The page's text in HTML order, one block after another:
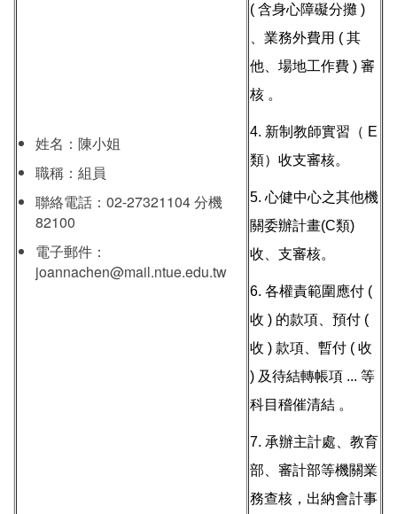
姓名：陳小姐
職稱：組員
聯絡電話：02-27321104 分機
82100
電子郵件：
joannachen@mail.ntue.edu.tw
( 含身心障礙分攤 )
、業務外費用 ( 其
他、場地工作費 ) 審
核 。
4. 新制教師實習（ E
類）收支審核。
5. 心健中心之其他機
關委辦計畫(C類)
收、支審核。
6. 各權責範圍應付 (
收 ) 的款項、預付 (
收 ) 款項、暫付 ( 收
) 及待結轉帳項 ... 等
科目稽催清結 。
7. 承辦主計處、教育
部、審計部等機關業
務查核，出納會計事